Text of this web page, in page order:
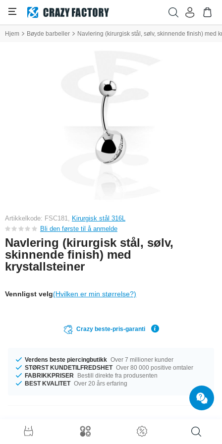
Hjem Bøyde barbeller Navlering (kirurgisk stål, sølv, skinnende finish) med
Artikkelkode: FSC181, Kirurgisk stål 316L
Bli den første til å anmelde
Navlering (kirurgisk stål, sølv,
skinnende finish) med
krystallsteiner
Vennligst velg(Hvilken er min størrelse?)
Crazy beste-pris-garanti
Verdens beste piercingbutikk Over 7 millioner kunder
STØRST KUNDETILFREDSHET Over 80 000 positive omtaler
FABRIKKPRISER
Bestill direkte fra produsenten
BEST KVALITET Over 20 års erfaring
Produktdetaljer